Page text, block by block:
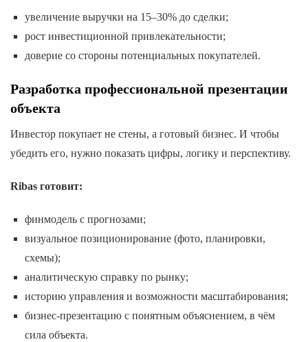
увеличение выручки на 15–30% до сделки;
рост инвестиционной привлекательности;
доверие со стороны потенциальных покупателей.
Разработка профессиональной презентации
объекта
Инвестор покупает не стены, а готовый бизнес. И чтобы
убедить его, нужно показать цифры, логику и перспективу.
Ribas готовит:
финмодель с прогнозами;
визуальное позиционирование (фото, планировки,
схемы);
аналитическую справку по рынку;
историю управления и возможности масштабирования;
бизнес-презентацию с понятным объяснением, в чём
сила объекта.